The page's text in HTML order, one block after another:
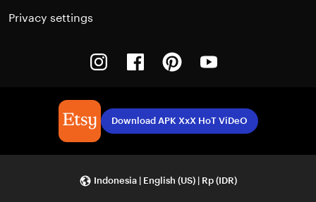
Privacy settings
InstagramFacebookPinterest
Download APK XxX HoT ViDeO
Indonesia | English (US) | Rp (IDR)